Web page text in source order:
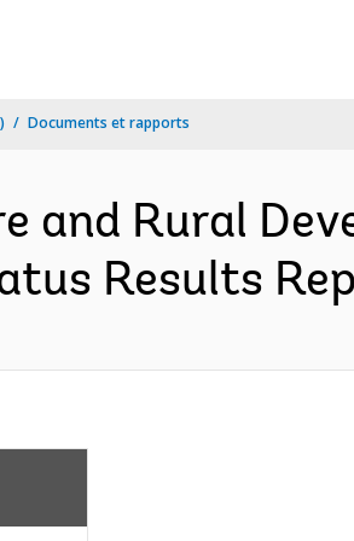
Documents et rapports
and Rural
Results